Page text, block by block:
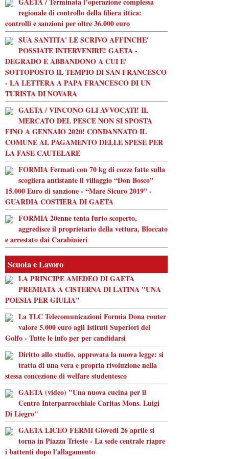
regionale di controllo della filiera ittica:
controlli e sanzioni per oltre 36.000 euro
SUA SANTITA' LE SCRIVO AFFINCHE'
POSSIATE INTERVENIRE! GAETA -
DEGRADO E ABBANDONO A CUI E'
SOTTOPOSTO IL TEMPIO DI SAN FRANCESCO
- LA LETTERA A PAPA FRANCESCO DI UN
TURISTA DI NOVARA
GAETA / VINCONO GLI AVVOCATI! IL
MERCATO DEL PESCE NON SI SPOSTA
FINO A GENNAIO 2020! CONDANNATO IL
COMUNE AL PAGAMENTO DELLE SPESE PER
LA FASE CAUTELARE
FORMIA Fermati con 70 kg di cozze fatte sulla
scogliera antistante il villaggio “Don Bosco”
15.000 Euro di sanzione - “Mare Sicuro 2019” -
GUARDIA COSTIERA DI GAETA
FORMIA 20enne tenta furto scoperto,
aggredisce il proprietario della vettura, Bloccato
e arrestato dai Carabinieri
Scuola e Lavoro
LA PRINCIPE AMEDEO DI GAETA
PREMIATA A CISTERNA DI LATINA "UNA
POESIA PER GIULIA"
La TLC Telecomunicazioni Formia Dona router
valore 5.000 euro agli Istituti Superiori del
Golfo - Tutte le info per per candidarsi
Diritto allo studio, approvata la nuova legge: si
tratta di una vera e propria rivoluzione nella
stessa concezione di welfare studentesco
GAETA (video) "Una nuova cucina per il
Centro Interparrocchiale Caritas Mons. Luigi
Di Liegro"
GAETA LICEO FERMI Giovedi 26 aprile si
torna in Piazza Trieste - La sede centrale riapre
i battenti dopo l'allagamento